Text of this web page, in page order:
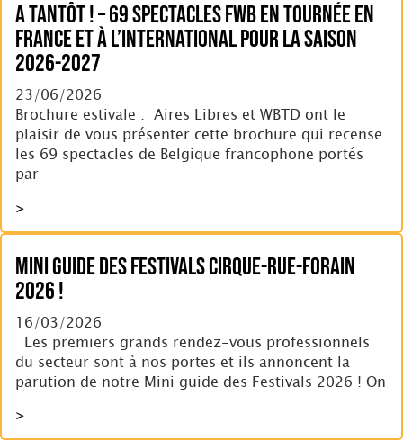
A tantôt ! – 69 spectacles FWB en tournée en
France et à l’international pour la saison
2026-2027
23/06/2026
Brochure estivale : Aires Libres et WBTD ont le
plaisir de vous présenter cette brochure qui recense
les 69 spectacles de Belgique francophone portés
par
>
Mini Guide des Festivals Cirque-Rue-Forain
2026 !
16/03/2026
Les premiers grands rendez-vous professionnels
du secteur sont à nos portes et ils annoncent la
parution de notre Mini guide des Festivals 2026 ! On
>